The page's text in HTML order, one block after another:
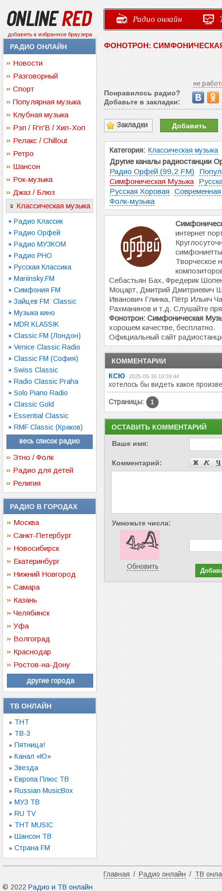
добавить в избранное браузера
Радио онлайн
РАДИО ОНЛАЙН
Новости
Разговорный
Спорт
Популярная музыка
Клубная музыка
Рэп / R'n'B / Хип-Хоп
Релакс / Chillout
Ретро
Шансон
Рок-музыка
Джаз / Блюз
Классическая музыка
Радио Классик
Радио Орфей
Радио МУЗКОМ
Радио РНО
Русская Классика
Mariinsky.FM
Симфония FM
Зайцев FM: Classic
Музыка кино
MDR KLASSIK
Classic FM (Лондон)
Venice Classic Radio
Classic FM (София)
Swiss Classic
Radio Classic Praha
Solo Piano Radio
Classic Gold
Essential Classic
RMF Classic (Краков)
весь список радио
Этно / Фолк
Радио для детей
Религия
РАДИО В ГОРОДАХ
Москва
Санкт-Петербург
Новосибирск
Екатеринбург
Нижний Новгород
Самара
Казань
Челябинск
Уфа
Волгоград
Краснодар
Ростов-на-Дону
другие города
ТВ ОНЛАЙН
ТНТ
ТВ-3
Пятница!
Канал «Ю»
Звезда
Европа Плюс ТВ
Russian MusicBox
МУЗ ТВ
RU TV
ТНТ MUSIC
Шансон ТВ
Страна FM
ФОНОТРОН:
не
Понравилось радио?
Добавьте в закладки:
Закладки Добавить
Категория: Классическая музыка
Другие каналы радиостанции
Радио Орфей (99,2 FM)
Симфоническая Музыка
Русская Хоровая
Фолк-музыка
интернет
Творческое
Себастьян Бах, Фредерик
Моцарт, Дмитрий Дмитриевич
Иванович Глинка, Пётр Ильич
Рахманинов и т.д. Слушайте
Фонотрон: Симфоническая
хорошем качестве, бесплатно.
Официальный сайт
КОММЕНТАРИИ
КСЮ
2025-09-30 10:59:44
хотелось бы видеть какое
Страницы: 1
ОСТАВИТЬ КОММЕНТАРИЙ
Ваше имя:
Комментарий:
Умножьте числа:
Обновить
Главная / Радио онлайн / ТВ
© 2022 Радио и ТВ онлайн